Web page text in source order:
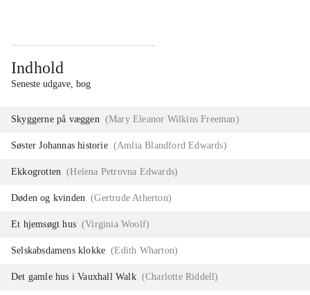
Indhold
Seneste udgave, bog
Skyggerne på væggen (Mary Eleanor Wilkins Freeman)
Søster Johannas historie (Amlia Blandford Edwards)
Ekkogrotten (Helena Petrovna Edwards)
Døden og kvinden (Gertrude Atherton)
Et hjemsøgt hus (Virginia Woolf)
Selskabsdamens klokke (Edith Wharton)
Det gamle hus i Vauxhall Walk (Charlotte Riddell)